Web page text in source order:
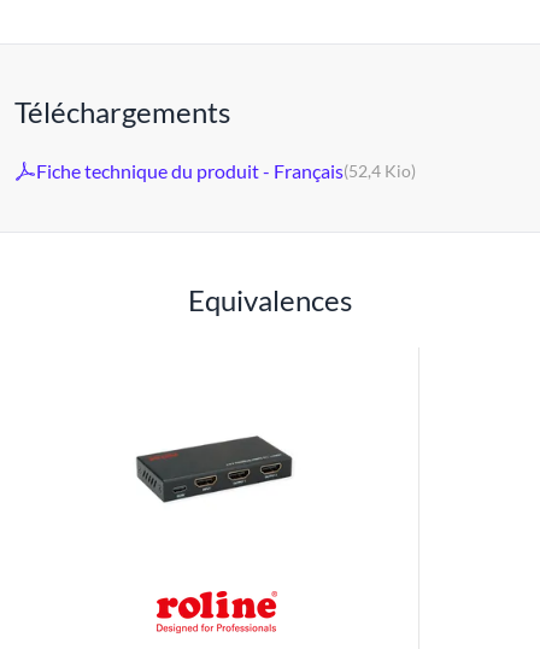
Téléchargements
Fiche technique du produit - Français(52,4 Kio)
Equivalences